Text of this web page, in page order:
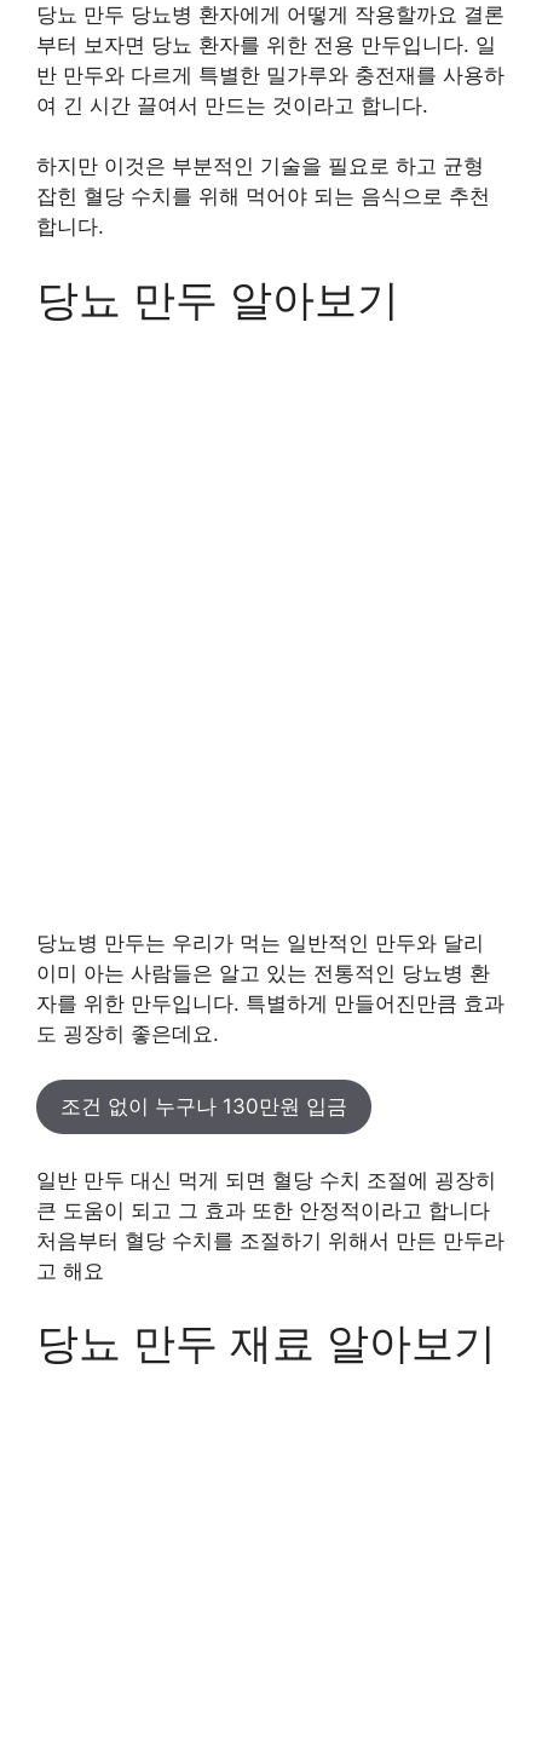
당뇨 만두 당뇨병 환자에게 어떻게 작용할까요 결론
부터 보자면 당뇨 환자를 위한 전용 만두입니다. 일
반 만두와 다르게 특별한 밀가루와 충전재를 사용하
여 긴 시간 끌여서 만드는 것이라고 합니다.
하지만 이것은 부분적인 기술을 필요로 하고 균형
잡힌 혈당 수치를 위해 먹어야 되는 음식으로 추천
합니다.
당뇨 만두 알아보기
당뇨병 만두는 우리가 먹는 일반적인 만두와 달리
이미 아는 사람들은 알고 있는 전통적인 당뇨병 환
자를 위한 만두입니다. 특별하게 만들어진만큼 효과
도 굉장히 좋은데요.
조건 없이 누구나 130만원 입금
일반 만두 대신 먹게 되면 혈당 수치 조절에 굉장히
큰 도움이 되고 그 효과 또한 안정적이라고 합니다
처음부터 혈당 수치를 조절하기 위해서 만든 만두라
고 해요
당뇨 만두 재료 알아보기